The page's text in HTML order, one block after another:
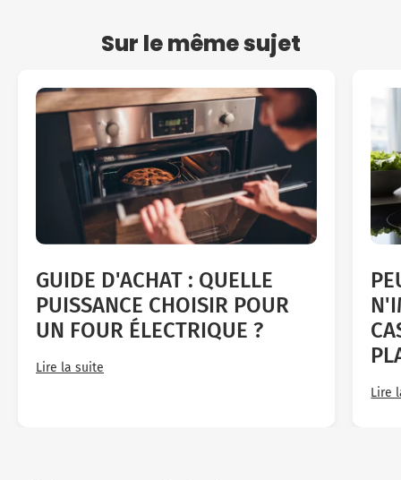
Sur le même sujet
GUIDE D'ACHAT : QUELLE
PUISSANCE CHOISIR POUR
UN FOUR ÉLECTRIQUE ?
Lire la suite
Lire